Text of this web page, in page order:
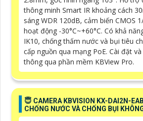
thông minh Smart IR khoảng cách
sáng WDR 120dB, cảm biến CMOS
hoạt động -30°C~+60°C. Có khả
IK10, chống thấm nước và bụi tiêu
cấp nguồn qua mạng PoE. Cài đặt
thông qua phần mềm KBView Pro.
😇 CAMERA KBVISION KX-DAI2N-
CHỐNG NƯỚC VÀ CHỐNG BỤI